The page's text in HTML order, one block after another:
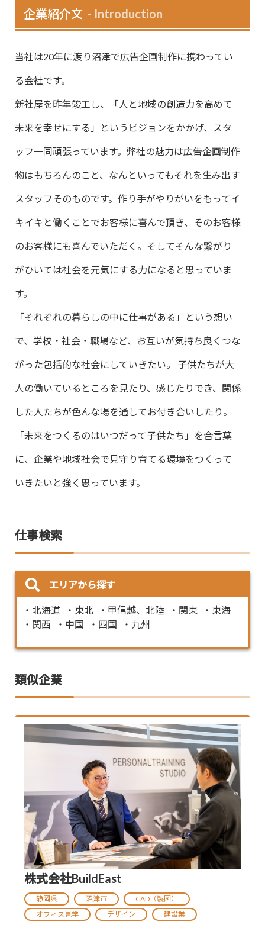
企業紹介文 Introduction
当社は20年に渡り沼津で広告企画制作に携わってい
る会社です。
新社屋を昨年竣工し、「人と地域の創造力を高めて
未来を幸せにする」というビジョンをかかげ、スタ
ッフ一同頑張っています。弊社の魅力は広告企画制作
物はもちろんのこと、なんといってもそれを生み出す
スタッフそのものです。作り手がやりがいをもってイ
キイキと働くことでお客様に喜んで頂き、そのお客様
のお客様にも喜んでいただく。そしてそんな繋がり
がひいては社会を元気にする力になると思っていま
す。
「それぞれの暮らしの中に仕事がある」という想い
で、学校・社会・職場など、お互いが気持ち良くつな
がった包括的な社会にしていきたい。 子供たちが大
人の働いているところを見たり、感じたりでき、関係
した人たちが色んな場を通してお付き合いしたり。
「未来をつくるのはいつだって子供たち」を合言葉
に、企業や地域社会で見守り育てる環境をつくって
いきたいと強く思っています。
仕事検索
エリアから探す
北海道 東北 甲信越、北陸 関東
東海
関西
中国 四国 九州
類似企業
株式会社BuildEast
静岡県 沼津市
CAD（製図）
オフィス見学
デザイン 建設業